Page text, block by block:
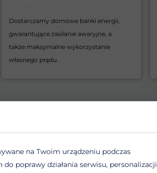
Dostarczamy domowe banki energii,
gwarantujące zasilanie awaryjne, a
także maksymalne wykorzystanie
własnego prądu.
z liderami w branży OZE.
na Twoim urządzeniu podczas
poprawy działania serwisu, personalizacji